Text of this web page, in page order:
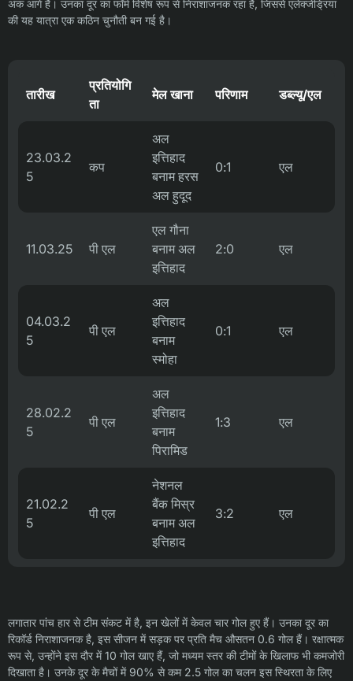
अंक आगे हैं। उनका दूर का फॉर्म विशेष रूप से निराशाजनक रहा है, जिससे एलेक्जेंड्रिया
की यह यात्रा एक कठिन चुनौती बन गई है।
तारीख
प्रतियोगि
ता
मेल खाना परिणाम डब्ल्यू/एल
23.03.2
5
कप
अल
इत्तिहाद
बनाम हरस
अल हुदूद
0:1 एल
11.03.25 पी एल
एल गौना
बनाम अल
इत्तिहाद
2:0 एल
04.03.2
5
पी एल
अल
इत्तिहाद
बनाम
स्मोहा
0:1 एल
28.02.2
5
पी एल
अल
इत्तिहाद
बनाम
पिरामिड
1:3 एल
21.02.2
5
पी एल
नेशनल
बैंक मिस्र
बनाम अल
इत्तिहाद
3:2 एल
लगातार पांच हार से टीम संकट में है, इन खेलों में केवल चार गोल हुए हैं। उनका दूर का
रिकॉर्ड निराशाजनक है, इस सीजन में सड़क पर प्रति मैच औसतन 0.6 गोल हैं। रक्षात्मक
रूप से, उन्होंने इस दौर में 10 गोल खाए हैं, जो मध्यम स्तर की टीमों के खिलाफ भी कमजोरी
दिखाता है। उनके दूर के मैचों में 90% से कम 2.5 गोल का चलन इस स्थिरता के लिए